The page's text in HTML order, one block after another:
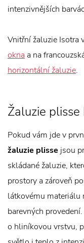
intenzivnějších
Vnitřní žaluzie Isotra
okna a na
horizontální žaluzie.
Žaluzie plisse
Pokud vám jde v
žaluzie plisse jsou
skládané žaluzie,
prostory a zároveň
látkovému materiálu
barevných
o hliníkovou vrstvu,